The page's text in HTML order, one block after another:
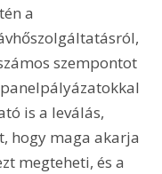
a
szempontot
is a leválás,
hogy maga akarja
megteheti, és a